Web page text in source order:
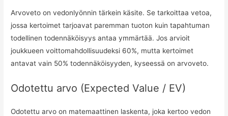
Arvoveto on vedonlyönnin tärkein käsite. Se tarkoittaa vetoa,
jossa kertoimet tarjoavat paremman tuoton kuin tapahtuman
todellinen todennäköisyys antaa ymmärtää. Jos arvioit
joukkueen voittomahdollisuudeksi 60%, mutta kertoimet
antavat vain 50% todennäköisyyden, kyseessä on arvoveto.
Odotettu arvo (Expected Value / EV)
Odotettu arvo on matemaattinen laskenta, joka kertoo vedon